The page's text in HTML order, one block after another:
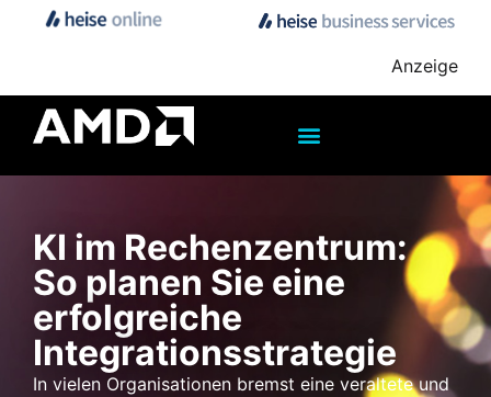
Anzeige
KI im Rechenzentrum:
So planen Sie eine
erfolgreiche
Integrationsstrategie
In vielen Organisationen bremst eine veraltete und